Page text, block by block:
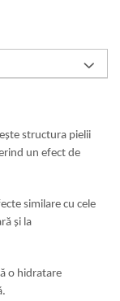
structura pielii
un efect de
similare cu cele
și la
o hidratare